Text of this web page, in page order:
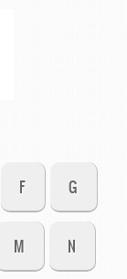
F G
M N